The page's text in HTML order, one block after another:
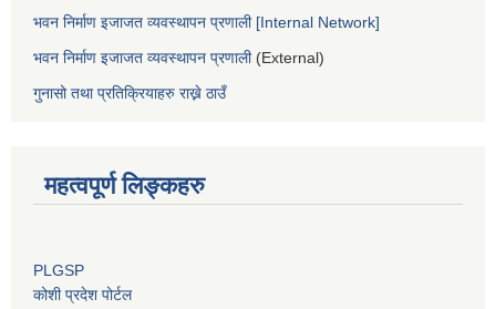
भवन निर्माण इजाजत व्यवस्थापन प्रणाली [Internal Network]
भवन निर्माण इजाजत व्यवस्थापन प्रणाली(External)
गुनासो तथा प्रतिक्रियाहरु राख्ने ठाउँ
महत्वपूर्ण लिङ्कहरु
PLGSP
कोशी प्रदेश पोर्टल